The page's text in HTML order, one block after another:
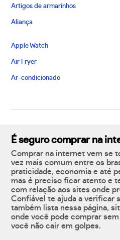
Artigos de armarinhos
Aliança
Apple Watch
Air Fryer
Ar-condicionado
É seguro comprar na
Comprar na internet vem se
vez mais comum entre os
praticidade, economia e até
mas é preciso ficar atento e
com relação aos sites onde
Confiável te ajuda a verificar
também lista nessa página,
onde você pode comprar
você não cair em golpes.